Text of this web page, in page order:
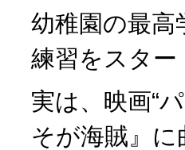
幼稚園の最高
練習をスター
実は、映画“
そが海賊』 に